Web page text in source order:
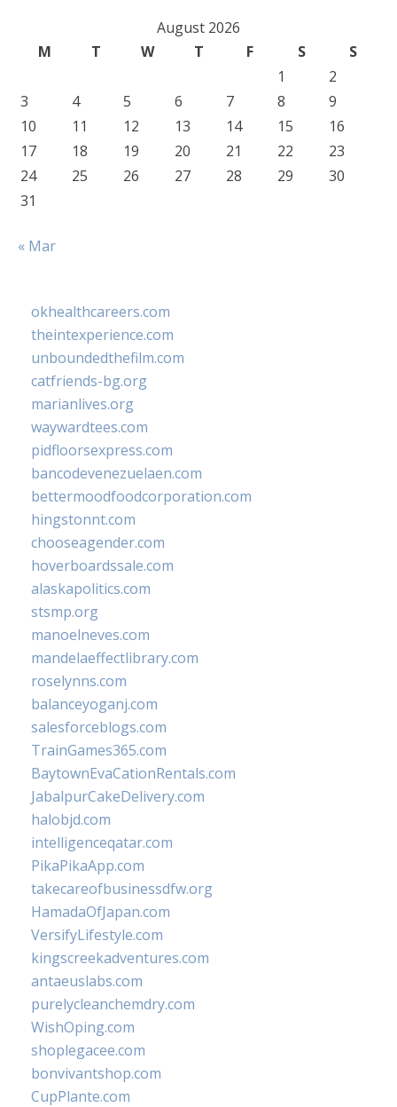
August 2026
M
T W T F S
S
1
2
3
4 5 6 7 8
9
10
11 12 13 14 15
16
17
18 19 20 21 22
23
24
25 26 27 28 29
30
31
« Mar
okhealthcareers.com
theintexperience.com
unboundedthefilm.com
catfriends-bg.org
marianlives.org
waywardtees.com
pidfloorsexpress.com
bancodevenezuelaen.com
bettermoodfoodcorporation.com
hingstonnt.com
chooseagender.com
hoverboardssale.com
alaskapolitics.com
stsmp.org
manoelneves.com
mandelaeffectlibrary.com
roselynns.com
balanceyoganj.com
salesforceblogs.com
TrainGames365.com
BaytownEvaCationRentals.com
JabalpurCakeDelivery.com
halobjd.com
intelligenceqatar.com
PikaPikaApp.com
takecareofbusinessdfw.org
HamadaOfJapan.com
VersifyLifestyle.com
kingscreekadventures.com
antaeuslabs.com
purelycleanchemdry.com
WishOping.com
shoplegacee.com
bonvivantshop.com
CupPlante.com